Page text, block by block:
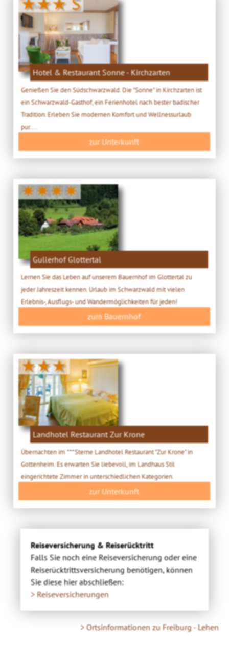
Hotel & Restaurant Sonne - Kirchzarten
Genießen Sie den Südschwarzwald. Die "Sonne" in Kirchzarten ist
ein Schwarzwald-Gasthof, ein Ferienhotel nach bester badischer
Tradition. Erleben Sie modernen Komfort und Wellnessurlaub
pur....
zur Unterkunft
✷✷✷✷
Gullerhof Glottertal
Lernen Sie das Leben auf unserem Bauernhof im Glottertal zu
jeder Jahreszeit kennen. Urlaub im Schwarzwald mit vielen
Erlebnis-, Ausflugs- und Wandermöglichkeiten für jeden!
zum Bauernhof
★★★
Landhotel Restaurant Zur Krone
Übernachten im ***Sterne Landhotel Restaurant "Zur Krone" in
Gottenheim. Es erwarten Sie liebevoll, im Landhaus Stil
eingerichtete Zimmer in unterschiedlichen Kategorien.
zur Unterkunft
Reiseversicherung & Reiserücktritt
Falls Sie noch eine Reiseversicherung oder eine
Reiserücktrittsversicherung benötigen, können
Sie diese hier abschließen:
> Reiseversicherungen
> Ortsinformationen zu Freiburg - Lehen